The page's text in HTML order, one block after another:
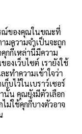
ณ์ของคุณในขณะที่
มความจำเป็นจะถูก
คุกกี้เหล่านี้มีความ
งเว็บไซต์ เรายังใช้
ทำความเข้าใจว่า
บไว้ในเบราว์เซอร์
นั้น คุณยังมีตัวเลือก
ม่ใช้คุกกี้บางตัวอาจ